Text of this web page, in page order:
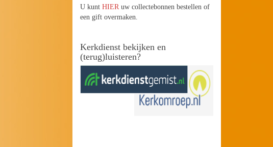
U kuntHIER uw collectebonnen bestellen of
een gift overmaken.
Kerkdienst bekijken en
(terug)luisteren?